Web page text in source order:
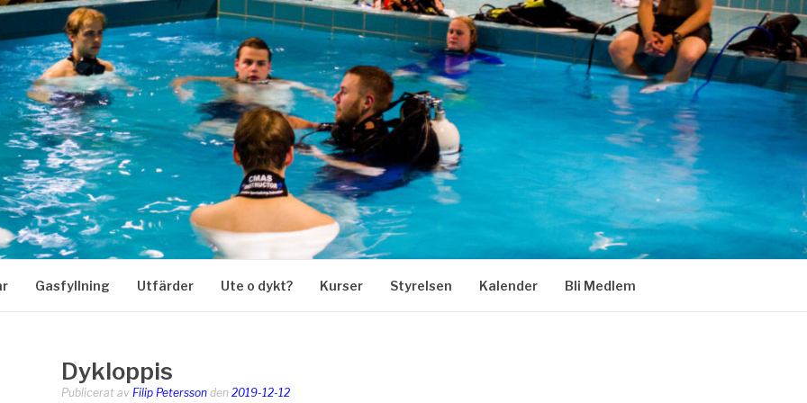
Gasfyllning Utfärder Ute o dykt? Kurser Styrelsen Kalender Bli Medlem
Dykloppis
Publicerat av Filip Petersson den 2019-12-12